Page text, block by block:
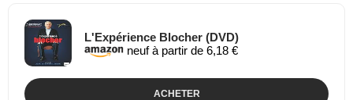
L'Expérience Blocher (DVD)
neuf à partir de 6,18 €
ACHETER